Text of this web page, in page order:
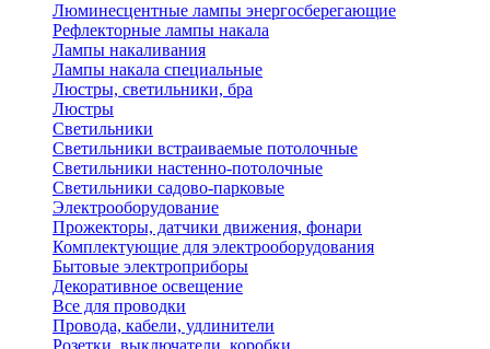
Люминесцентные лампы энергосберегающие
Рефлекторные лампы накала
Лампы накаливания
Лампы накала специальные
Люстры, светильники, бра
Люстры
Светильники
Светильники встраиваемые потолочные
Светильники настенно-потолочные
Светильники садово-парковые
Электрооборудование
Прожекторы, датчики движения, фонари
Комплектующие для электрооборудования
Бытовые электроприборы
Декоративное освещение
Все для проводки
Провода, кабели, удлинители
Розетки, выключатели, коробки